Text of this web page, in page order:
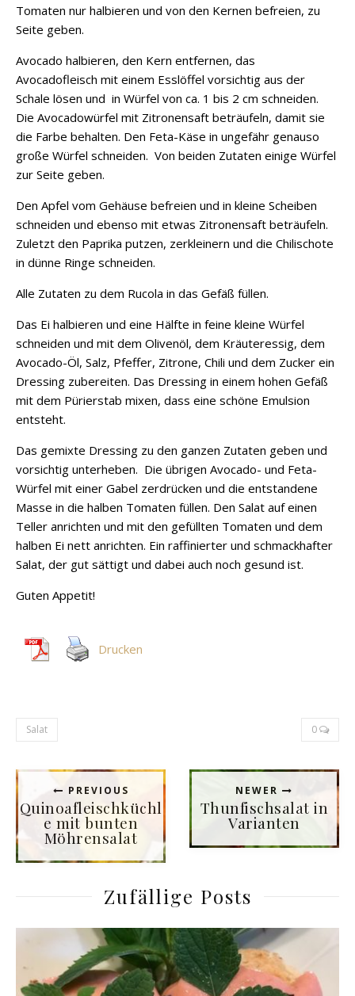
Tomaten nur halbieren und von den Kernen befreien, zu
Seite geben.
Avocado halbieren, den Kern entfernen, das
Avocadofleisch mit einem Esslöffel vorsichtig aus der
Schale lösen und in Würfel von ca. 1 bis 2 cm schneiden.
Die Avocadowürfel mit Zitronensaft beträufeln, damit sie
die Farbe behalten. Den Feta-Käse in ungefähr genauso
große Würfel schneiden. Von beiden Zutaten einige Würfel
zur Seite geben.
Den Apfel vom Gehäuse befreien und in kleine Scheiben
schneiden und ebenso mit etwas Zitronensaft beträufeln.
Zuletzt den Paprika putzen, zerkleinern und die Chilischote
in dünne Ringe schneiden.
Alle Zutaten zu dem Rucola in das Gefäß füllen.
Das Ei halbieren und eine Hälfte in feine kleine Würfel
schneiden und mit dem Olivenöl, dem Kräuteressig, dem
Avocado-Öl, Salz, Pfeffer, Zitrone, Chili und dem Zucker ein
Dressing zubereiten. Das Dressing in einem hohen Gefäß
mit dem Pürierstab mixen, dass eine schöne Emulsion
entsteht.
Das gemixte Dressing zu den ganzen Zutaten geben und
vorsichtig unterheben. Die übrigen Avocado- und Feta-
Würfel mit einer Gabel zerdrücken und die entstandene
Masse in die halben Tomaten füllen. Den Salat auf einen
Teller anrichten und mit den gefüllten Tomaten und dem
halben Ei nett anrichten. Ein raffinierter und schmackhafter
Salat, der gut sättigt und dabei auch noch gesund ist.
Guten Appetit!
Drucken
Salat 0
PREVIOUS
Quinoafleischküchl
e mit bunten
Möhrensalat
NEWER
Thunfischsalat in
Varianten
Zufällige Posts